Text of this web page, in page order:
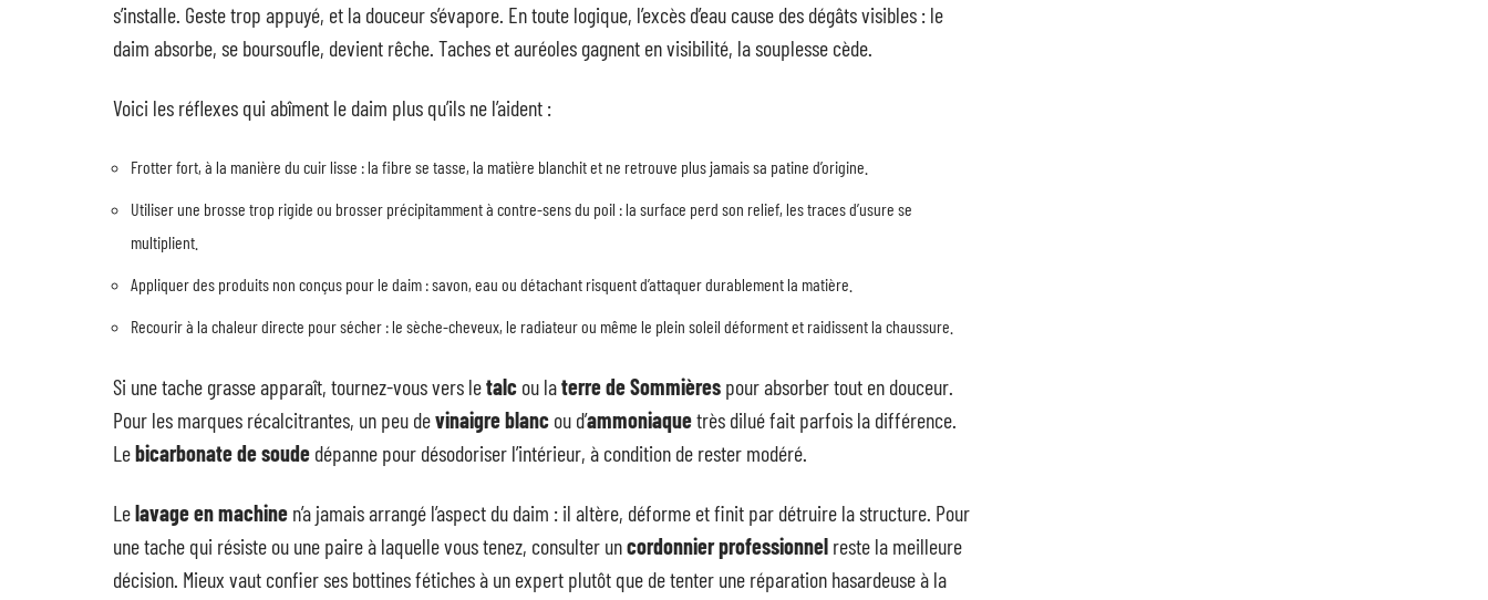
s’installe. Geste trop appuyé, et la douceur s’évapore. En toute logique, l’excès d’eau cause des dégâts visibles : le
daim absorbe, se boursoufle, devient rêche. Taches et auréoles gagnent en visibilité, la souplesse cède.
Voici les réflexes qui abîment le daim plus qu’ils ne l’aident :
Frotter fort, à la manière du cuir lisse : la fibre se tasse, la matière blanchit et ne retrouve plus jamais sa patine d’origine.
Utiliser une brosse trop rigide ou brosser précipitamment à contre-sens du poil : la surface perd son relief, les traces d’usure se
multiplient.
Appliquer des produits non conçus pour le daim : savon, eau ou détachant risquent d’attaquer durablement la matière.
Recourir à la chaleur directe pour sécher : le sèche-cheveux, le radiateur ou même le plein soleil déforment et raidissent la chaussure.
Si une tache grasse apparaît, tournez-vous vers letalc ou laterre de Sommières pour absorber tout en douceur.
Pour les marques récalcitrantes, un peu devinaigre blanc ou d’ammoniaquetrès dilué fait parfois la différence.
Lebicarbonate de soude dépanne pour désodoriser l’intérieur, à condition de rester modéré.
Lelavage en machine n’a jamais arrangé l’aspect du daim : il altère, déforme et finit par détruire la structure. Pour
une tache qui résiste ou une paire à laquelle vous tenez, consulter uncordonnier professionnel reste la meilleure
décision. Mieux vaut confier ses bottines fétiches à un expert plutôt que de tenter une réparation hasardeuse à la